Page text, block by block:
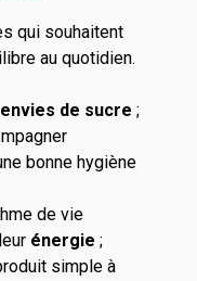
qui souhaitent
au quotidien.
envies de sucre ;
bonne hygiène
de vie
énergie ;
simple à